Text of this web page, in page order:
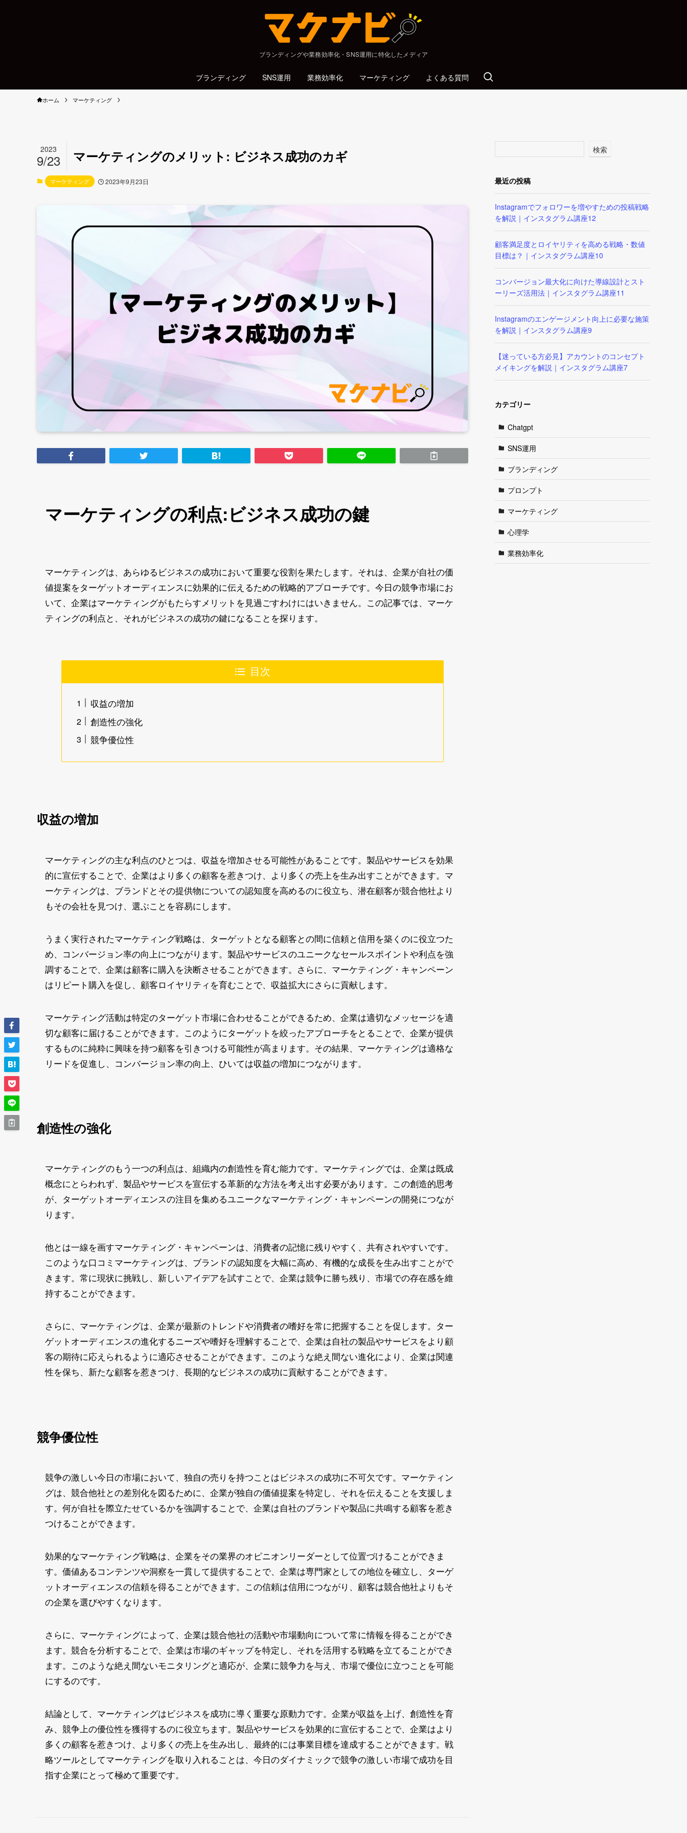
ブランディングや業務効率化・SNS運用に特化したメディア
ブランディング SNS運用 業務効率化 マーケティング よくある質問
ホーム マーケティング
マーケティングのメリット: ビジネス成功のカギ
2023
9/23
マーケティング 2023年9月23日
マーケティングの利点:ビジネス成功の鍵
マーケティングは、あらゆるビジネスの成功において重要な役割を果たします。それは、企業が自社の価
値提案をターゲットオーディエンスに効果的に伝えるための戦略的アプローチです。今日の競争市場にお
いて、企業はマーケティングがもたらすメリットを見過ごすわけにはいきません。この記事では、マーケ
ティングの利点と、それがビジネスの成功の鍵になることを探ります。
目次
収益の増加
創造性の強化
競争優位性
収益の増加
マーケティングの主な利点のひとつは、収益を増加させる可能性があることです。製品やサービスを効果
的に宣伝することで、企業はより多くの顧客を惹きつけ、より多くの売上を生み出すことができます。マ
ーケティングは、ブランドとその提供物についての認知度を高めるのに役立ち、潜在顧客が競合他社より
もその会社を見つけ、選ぶことを容易にします。
うまく実行されたマーケティング戦略は、ターゲットとなる顧客との間に信頼と信用を築くのに役立つた
め、コンバージョン率の向上につながります。製品やサービスのユニークなセールスポイントや利点を強
調することで、企業は顧客に購入を決断させることができます。さらに、マーケティング・キャンペーン
はリピート購入を促し、顧客ロイヤリティを育むことで、収益拡大にさらに貢献します。
マーケティング活動は特定のターゲット市場に合わせることができるため、企業は適切なメッセージを適
切な顧客に届けることができます。このようにターゲットを絞ったアプローチをとることで、企業が提供
するものに純粋に興味を持つ顧客を引きつける可能性が高まります。その結果、マーケティングは適格な
リードを促進し、コンバージョン率の向上、ひいては収益の増加につながります。
創造性の強化
マーケティングのもう一つの利点は、組織内の創造性を育む能力です。マーケティングでは、企業は既成
概念にとらわれず、製品やサービスを宣伝する革新的な方法を考え出す必要があります。この創造的思考
が、ターゲットオーディエンスの注目を集めるユニークなマーケティング・キャンペーンの開発につなが
ります。
他とは一線を画すマーケティング・キャンペーンは、消費者の記憶に残りやすく、共有されやすいです。
このような口コミマーケティングは、ブランドの認知度を大幅に高め、有機的な成長を生み出すことがで
きます。常に現状に挑戦し、新しいアイデアを試すことで、企業は競争に勝ち残り、市場での存在感を維
持することができます。
さらに、マーケティングは、企業が最新のトレンドや消費者の嗜好を常に把握することを促します。ター
ゲットオーディエンスの進化するニーズや嗜好を理解することで、企業は自社の製品やサービスをより顧
客の期待に応えられるように適応させることができます。このような絶え間ない進化により、企業は関連
性を保ち、新たな顧客を惹きつけ、長期的なビジネスの成功に貢献することができます。
競争優位性
競争の激しい今日の市場において、独自の売りを持つことはビジネスの成功に不可欠です。マーケティン
グは、競合他社との差別化を図るために、企業が独自の価値提案を特定し、それを伝えることを支援しま
す。何が自社を際立たせているかを強調することで、企業は自社のブランドや製品に共鳴する顧客を惹き
つけることができます。
効果的なマーケティング戦略は、企業をその業界のオピニオンリーダーとして位置づけることができま
す。価値あるコンテンツや洞察を一貫して提供することで、企業は専門家としての地位を確立し、ターゲ
ットオーディエンスの信頼を得ることができます。この信頼は信用につながり、顧客は競合他社よりもそ
の企業を選びやすくなります。
さらに、マーケティングによって、企業は競合他社の活動や市場動向について常に情報を得ることができ
ます。競合を分析することで、企業は市場のギャップを特定し、それを活用する戦略を立てることができ
ます。このような絶え間ないモニタリングと適応が、企業に競争力を与え、市場で優位に立つことを可能
にするのです。
結論として、マーケティングはビジネスを成功に導く重要な原動力です。企業が収益を上げ、創造性を育
み、競争上の優位性を獲得するのに役立ちます。製品やサービスを効果的に宣伝することで、企業はより
多くの顧客を惹きつけ、より多くの売上を生み出し、最終的には事業目標を達成することができます。戦
略ツールとしてマーケティングを取り入れることは、今日のダイナミックで競争の激しい市場で成功を目
指す企業にとって極めて重要です。
検索
最近の投稿
Instagramでフォロワーを増やすための投稿戦略
を解説｜インスタグラム講座12
顧客満足度とロイヤリティを高める戦略・数値
目標は？｜インスタグラム講座10
コンバージョン最大化に向けた導線設計とスト
ーリーズ活用法｜インスタグラム講座11
Instagramのエンゲージメント向上に必要な施策
を解説｜インスタグラム講座9
【迷っている方必見】アカウントのコンセプト
メイキングを解説｜インスタグラム講座7
カテゴリー
Chatgpt
SNS運用
ブランディング
プロンプト
マーケティング
心理学
業務効率化